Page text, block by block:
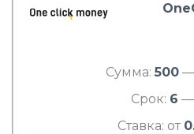
Сумма: 500—
Срок: 6 —
Ставка: от